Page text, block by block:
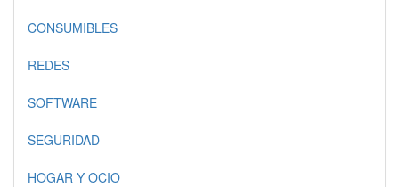
CONSUMIBLES
REDES
SOFTWARE
SEGURIDAD
HOGAR Y OCIO